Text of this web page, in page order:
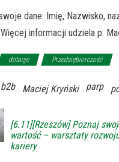
dane: Imię, Nazwisko,
informacji udziela p.
dotacje Przedsiębiorczość
b2b Maciej Kryński parp
[6.11][Rzeszów] Poznaj
wartość – warsztaty
kariery